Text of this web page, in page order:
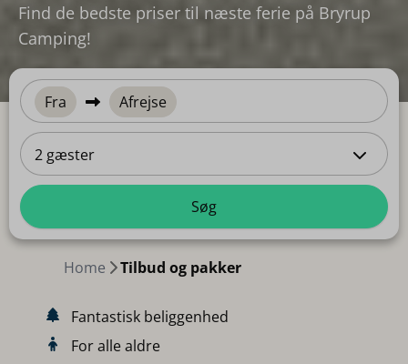
Find de bedste priser til næste ferie på Bryrup
Camping!
Fra Afrejse
2 gæster
Søg
Home Tilbud og pakker
Fantastisk beliggenhed
For alle aldre